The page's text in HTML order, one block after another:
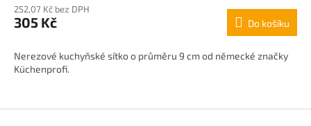
252,07 Kč bez DPH
305 Kč Do košíku
Nerezové kuchyňské sítko o průměru 9 cm od německé značky
Küchenprofi.